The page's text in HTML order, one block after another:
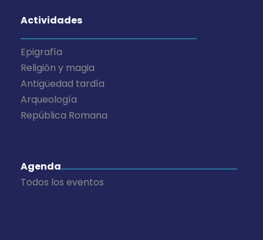
o
s
Actividades
Epigrafía
Religión y magia
Antigüedad tardía
Arqueología
República Romana
Agenda
Todos los eventos